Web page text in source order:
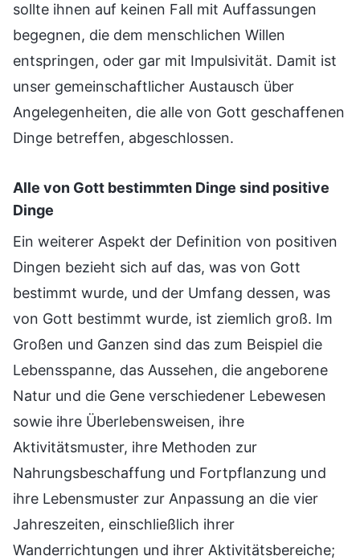
sollte ihnen auf keinen Fall mit Auffassungen
begegnen, die dem menschlichen Willen
entspringen, oder gar mit Impulsivität. Damit ist
unser gemeinschaftlicher Austausch über
Angelegenheiten, die alle von Gott geschaffenen
Dinge betreffen, abgeschlossen.
Alle von Gott bestimmten Dinge sind positive
Dinge
Ein weiterer Aspekt der Definition von positiven
Dingen bezieht sich auf das, was von Gott
bestimmt wurde, und der Umfang dessen, was
von Gott bestimmt wurde, ist ziemlich groß. Im
Großen und Ganzen sind das zum Beispiel die
Lebensspanne, das Aussehen, die angeborene
Natur und die Gene verschiedener Lebewesen
sowie ihre Überlebensweisen, ihre
Aktivitätsmuster, ihre Methoden zur
Nahrungsbeschaffung und Fortpflanzung und
ihre Lebensmuster zur Anpassung an die vier
Jahreszeiten, einschließlich ihrer
Wanderrichtungen und ihrer Aktivitätsbereiche;